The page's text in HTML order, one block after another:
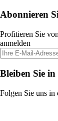
Abonnieren
Profitieren Sie
anmelden
Bleiben Sie
Folgen Sie uns in